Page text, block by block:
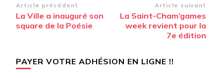
Navigation
d’article
Article précédent
La Ville a inauguré son
square de la Poésie
Article suivant
La Saint-Cham’games
week revient pour la
7e édition
PAYER VOTRE ADHÉSION EN LIGNE !!